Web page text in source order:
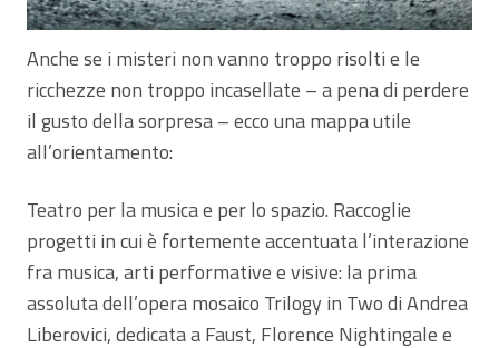
Anche se i misteri non vanno troppo risolti e le
ricchezze non troppo incasellate – a pena di perdere
il gusto della sorpresa – ecco una mappa utile
all’orientamento:
Teatro per la musica e per lo spazio. Raccoglie
progetti in cui è fortemente accentuata l’interazione
fra musica, arti performative e visive: la prima
assoluta dell’opera mosaico Trilogy in Two di Andrea
Liberovici, dedicata a Faust, Florence Nightingale e